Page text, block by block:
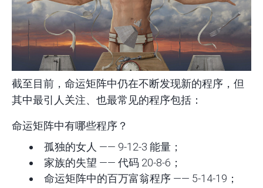
截至目前，命运矩阵中仍在不断发现新的程序，但
其中最引人关注、也最常见的程序包括：
命运矩阵中有哪些程序？
孤独的女人 —— 9-12-3 能量；
家族的失望 —— 代码 20-8-6；
命运矩阵中的百万富翁程序 —— 5-14-19；